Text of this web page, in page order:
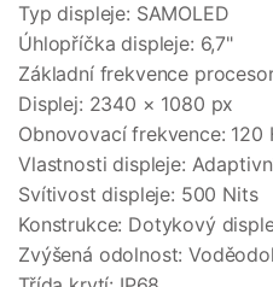
Typ displeje: SAMOLED
Úhlopříčka displeje: 6,7"
Základní frekvence
Displej: 2340 × 1080 px
Obnovovací frekvence: 120
Vlastnosti displeje:
Svítivost displeje: 500 Nits
Konstrukce: Dotykový
Zvýšená odolnost: